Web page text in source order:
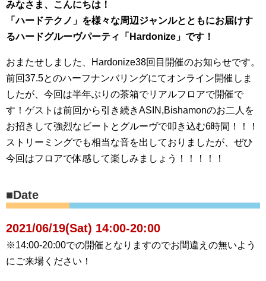
みなさま、こんにちは！
「ハードテクノ」を様々な周辺ジャンルとともにお届けす
るハードグルーヴパーティ「Hardonize」です！
おまたせしました、Hardonize38回目開催のお知らせです。
前回37.5とのハーフナンバリングにてオンライン開催しま
したが、今回は半年ぶりの茶箱でリアルフロアで開催で
す！ゲストは前回から引き続きASIN,Bishamonのお二人を
お招きして強烈なビートとグルーヴで叩き込む6時間！！！
ストリーミングでも相当な音を出しておりましたが、ぜひ
今回はフロアで体感して楽しみましょう！！！！！
■Date
2021/06/19(Sat) 14:00-20:00
※14:00-20:00での開催となりますのでお間違えの無いよう
にご来場ください！